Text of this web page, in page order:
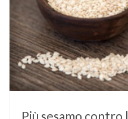
Più sesamo